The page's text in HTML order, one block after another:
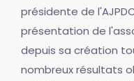
présidente de
présentation de
depuis sa création
nombreux résultats